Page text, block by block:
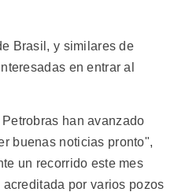
Brasil, y similares de
en entrar al
han avanzado
buenas noticias pronto",
un recorrido este mes
por varios pozos